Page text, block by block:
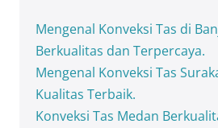
Mengenal Konveksi Tas di
Berkualitas dan Terpercaya.
Mengenal Konveksi Tas
Kualitas Terbaik.
Konveksi Tas Medan